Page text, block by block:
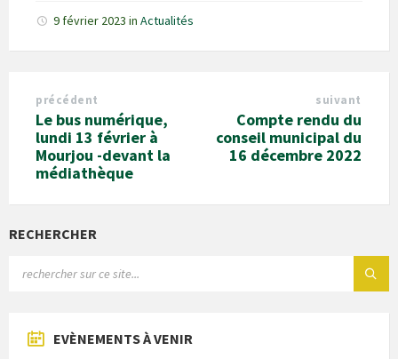
9 février 2023 in Actualités
précédent
Le bus numérique,
lundi 13 février à
Mourjou -devant la
médiathèque
suivant
Compte rendu du
conseil municipal du
16 décembre 2022
RECHERCHER
EVÈNEMENTS À VENIR